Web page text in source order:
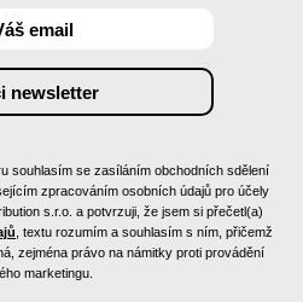
souhlasím se zasíláním obchodních sdělení
zpracováním osobních údajů pro účely
s.r.o. a potvrzuji, že jsem si přečetl(a)
, textu rozumím a souhlasím s ním, přičemž
zejména právo na námitky proti provádění
marketingu.